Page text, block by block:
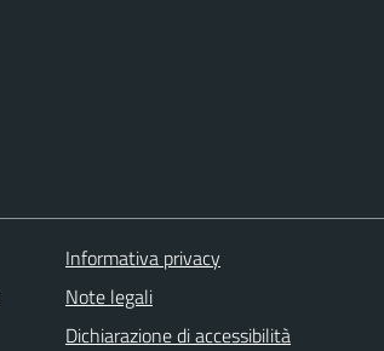
Informativa privacy
Note legali
Dichiarazione di accessibilità